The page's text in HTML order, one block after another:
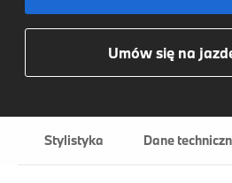
Umów się na
Stylistyka Dane